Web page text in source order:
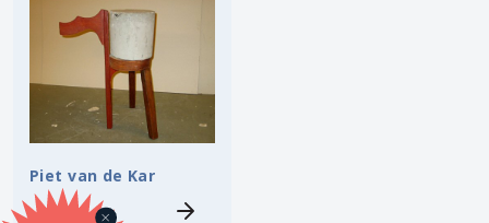
Koopprijs
Onderwerp
Piet van de Kar